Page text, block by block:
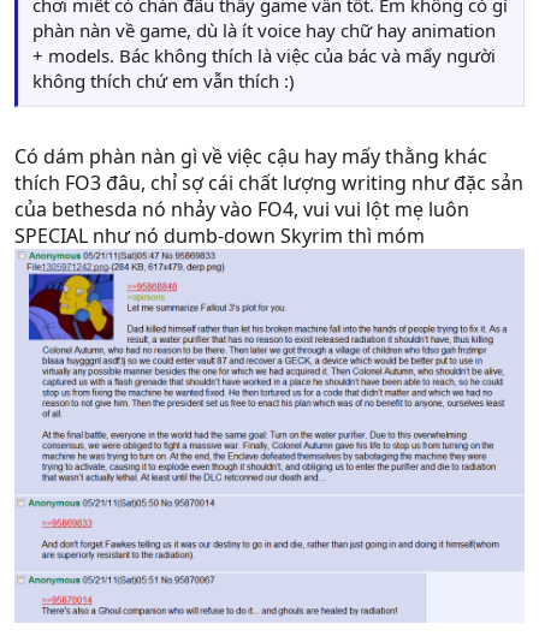
phàn nàn về game, dù là ít voice hay chữ hay animation
+ models. Bác không thích là việc của bác và mấy người
không thích chứ em vẫn thích :)
Có dám phàn nàn gì về việc cậu hay mấy thằng khác
thích FO3 đâu, chỉ sợ cái chất lượng writing như đặc sản
của bethesda nó nhảy vào FO4, vui vui lột mẹ luôn
SPECIAL như nó dumb-down Skyrim thì móm